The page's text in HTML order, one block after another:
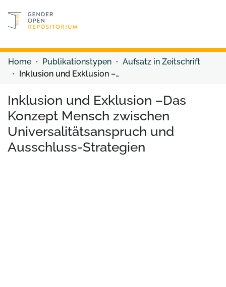
Discover content
Home Publikationstypen
Aufsatz in Zeitschrift
Inklusion und Exklusion –Das Konzept Mensch zwischen Universalitätsanspruch und Ausschluss-Strategien
Inklusion und Exklusion –Das
Konzept Mensch zwischen
Universalitätsanspruch und
Ausschluss-Strategien